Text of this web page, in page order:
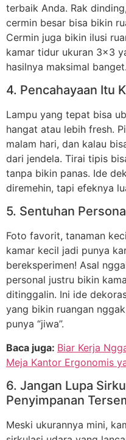
terbaik Anda. Rak
cermin besar bisa bikin
Cermin juga bikin ilusi
kamar tidur ukuran 3×3
hasilnya maksimal banget.
4. Pencahayaan Itu
Lampu yang tepat bisa
hangat atau lebih fresh.
malam hari, dan kalau
dari jendela. Tirai tipis
tanpa bikin panas. Ide
diremehin, tapi efeknya
5. Sentuhan
Foto favorit, tanaman
kamar kecil jadi punya
bereksperimen! Asal
personal justru bikin
ditinggalin. Ini ide
yang bikin ruangan
punya “jiwa”.
Baca juga: Biar Kerja
Meja Kantor Ergonomis
6. Jangan Lupa
Penyimpanan
Meski ukurannya mini,